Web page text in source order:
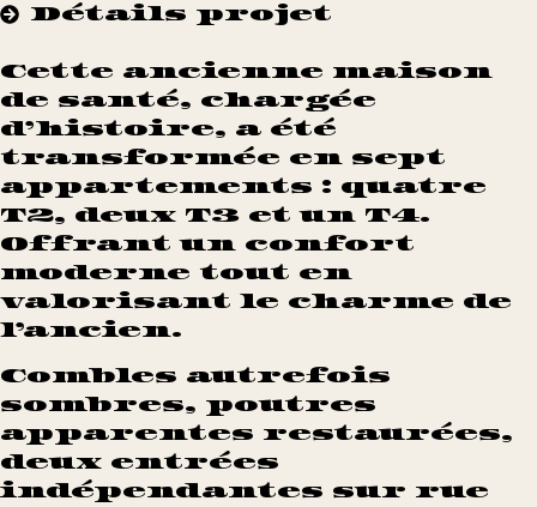
Détails projet
Cette ancienne maison
de santé, chargée
d’histoire, a été
transformée en sept
appartements : quatre
T2, deux T3 et un T4.
Offrant un confort
moderne tout en
valorisant le charme de
l’ancien.
Combles autrefois
sombres, poutres
apparentes restaurées,
deux entrées
indépendantes sur rue